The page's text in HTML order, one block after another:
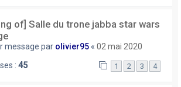
of] Salle du trone jabba star wars
message par olivier95 « 02 mai 2020
: 45 1 2 3 4